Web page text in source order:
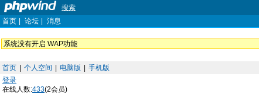
搜索
首页
论坛 消息
系统没有开启 WAP功能
首页 个人空间 电脑版
手机版
登录
在线人数:433(2会员)